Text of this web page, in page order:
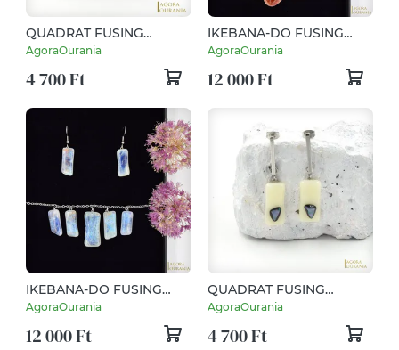
QUADRAT FUSING
ÜVEGÉKSZER NO. 62
AgoraOurania
4 700 Ft
IKEBANA-DO FUSING
ÜVEGÉKSZER NO. 27
AgoraOurania
12 000 Ft
IKEBANA-DO FUSING
ÜVEGÉKSZER NO. 28
AgoraOurania
12 000 Ft
QUADRAT FUSING
ÜVEGÉKSZER NO. 69
AgoraOurania
4 700 Ft